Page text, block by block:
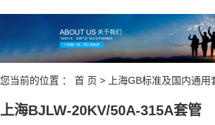
您当前的位置 ： 首 页 > 上海GB标准及国内通用
上海BJLW-20KV/50A-315A套管